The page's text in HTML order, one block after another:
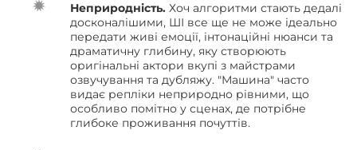
Неприродність. Хоч алгоритми стають дедалі
досконалішими, ШІ все ще не може ідеально
передати живі емоції, інтонаційні нюанси та
драматичну глибину, яку створюють
оригінальні актори вкупі з майстрами
озвучування та дубляжу. "Машина" часто
видає репліки неприродно рівними, що
особливо помітно у сценах, де потрібне
глибоке проживання почуттів.